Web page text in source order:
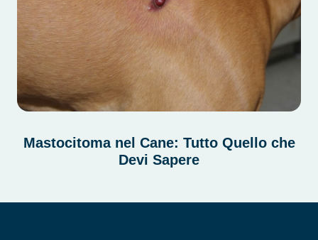
Mastocitoma nel Cane: Tutto Quello che
Devi Sapere